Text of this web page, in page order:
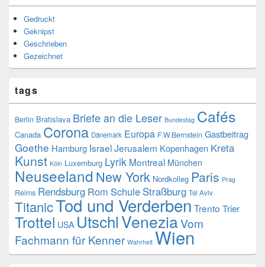
Gedruckt
Geknipst
Geschrieben
Gezeichnet
tags
Berlin Bratislava Briefe an die Leser Bundestag Cafés
Canada Corona Dänemark Europa F.W.Bernstein Gastbeitrag
Goethe Hamburg IsraelJerusalem Kopenhagen Kreta
Kunst Köln Luxemburg Lyrik Montreal München
Neuseeland New York Nordkolleg Paris Prag
Reims Rendsburg Rom Schule Straßburg Tel Aviv
TitanicTod und Verderben Trento Trier
Trottel USA UtschlVeneziaVom
Fachmann für Kenner Wahrheit Wien